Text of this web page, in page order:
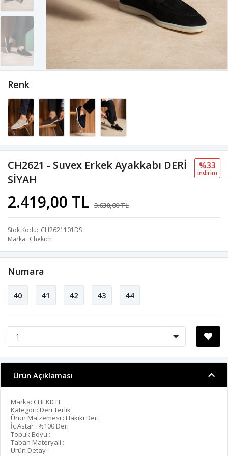
CH2621 - Suvex Erkek Ayakkabı DERİ
SİYAH
2.419,00 TL 3.630,00 TL
%33
i̇ndi̇ri̇m
Stok Kodu CH2621101DS
Marka Chekich
Renk
Numara
40 41 42 43 44
Ürün Açıklaması
Marka: CHEKICH
Kategori: Deri Terlik
Ürün Malzemesi : Hakiki Deri
İç Astar : %100 Deri
Topuk Boyu :
Taban Materyali :
Ürün Detay :